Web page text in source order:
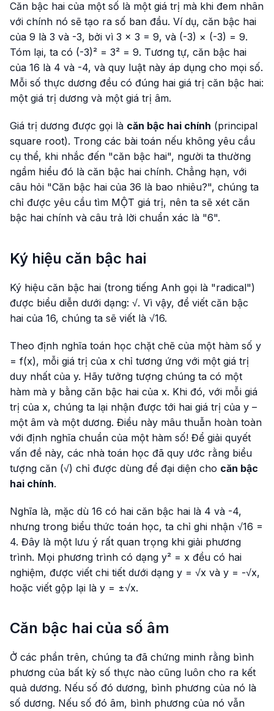
Căn bậc hai của một số là một giá trị mà khi đem nhân
với chính nó sẽ tạo ra số ban đầu. Ví dụ, căn bậc hai
của 9 là 3 và -3, bởi vì 3 × 3 = 9, và (-3) × (-3) = 9.
Tóm lại, ta có (-3)² = 3² = 9. Tương tự, căn bậc hai
của 16 là 4 và -4, và quy luật này áp dụng cho mọi số.
Mỗi số thực dương đều có đúng hai giá trị căn bậc hai:
một giá trị dương và một giá trị âm.
Giá trị dương được gọi là căn bậc hai chính (principal
square root). Trong các bài toán nếu không yêu cầu
cụ thể, khi nhắc đến "căn bậc hai", người ta thường
ngầm hiểu đó là căn bậc hai chính. Chẳng hạn, với
câu hỏi "Căn bậc hai của 36 là bao nhiêu?", chúng ta
chỉ được yêu cầu tìm MỘT giá trị, nên ta sẽ xét căn
bậc hai chính và câu trả lời chuẩn xác là "6".
Ký hiệu căn bậc hai
Ký hiệu căn bậc hai (trong tiếng Anh gọi là "radical")
được biểu diễn dưới dạng: √. Vì vậy, để viết căn bậc
hai của 16, chúng ta sẽ viết là √16.
Theo định nghĩa toán học chặt chẽ của một hàm số y
= f(x), mỗi giá trị của x chỉ tương ứng với một giá trị
duy nhất của y. Hãy tưởng tượng chúng ta có một
hàm mà y bằng căn bậc hai của x. Khi đó, với mỗi giá
trị của x, chúng ta lại nhận được tới hai giá trị của y –
một âm và một dương. Điều này mâu thuẫn hoàn toàn
với định nghĩa chuẩn của một hàm số! Để giải quyết
vấn đề này, các nhà toán học đã quy ước rằng biểu
tượng căn (√) chỉ được dùng để đại diện cho căn bậc
hai chính.
Nghĩa là, mặc dù 16 có hai căn bậc hai là 4 và -4,
nhưng trong biểu thức toán học, ta chỉ ghi nhận √16 =
4. Đây là một lưu ý rất quan trọng khi giải phương
trình. Mọi phương trình có dạng y² = x đều có hai
nghiệm, được viết chi tiết dưới dạng y = √x và y = -√x,
hoặc viết gộp lại là y = ±√x.
Căn bậc hai của số âm
Ở các phần trên, chúng ta đã chứng minh rằng bình
phương của bất kỳ số thực nào cũng luôn cho ra kết
quả dương. Nếu số đó dương, bình phương của nó là
số dương. Nếu số đó âm, bình phương của nó vẫn